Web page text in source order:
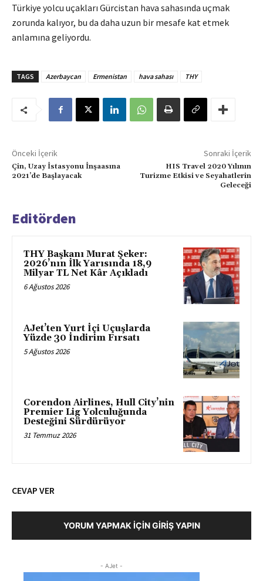
Türkiye yolcu uçakları Gürcistan hava sahasında uçmak
zorunda kalıyor, bu da daha uzun bir mesafe kat etmek
anlamına geliyordu.
TAGS Azerbaycan Ermenistan hava sahası THY
Önceki İçerik
Çin, Uzay İstasyonu İnşaasına
2021’de Başlayacak
Sonraki İçerik
HIS Travel 2020 Yılının
Turizme Etkisi ve Seyahatlerin
Geleceği
Editörden
THY Başkanı Murat Şeker:
2026’nın İlk Yarısında 18,9
Milyar TL Net Kâr Açıkladı
6 Ağustos 2026
AJet’ten Yurt İçi Uçuşlarda
Yüzde 30 İndirim Fırsatı
5 Ağustos 2026
Corendon Airlines, Hull City’nin
Premier Lig Yolculuğunda
Desteğini Sürdürüyor
31 Temmuz 2026
CEVAP VER
YORUM YAPMAK İÇIN GIRIŞ YAPIN
- AJet -